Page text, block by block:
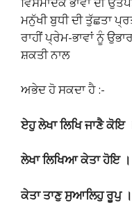
ਮਨੁੱਖੀ ਬੁਧੀ ਦੀ ਤੁੱਛਤਾ
ਰਾਹੀਂ ਪ੍ਰੇਮ-ਭਾਵਾਂ ਨੂੰ
ਸ਼ਕਤੀ ਨਾਲ
ਅਭੇਦ ਹੋ ਸਕਦਾ ਹੈ :-
ਏਹੁ ਲੇਖਾ ਲਿਖਿ ਜਾਣੈ ਕੋਇ
ਲੇਖਾ ਲਿਖਿਆ ਕੇਤਾ ਹੋਇ
ਕੇਤਾ ਤਾਣੁ ਸੁਆਲਿਹੁ ਰੂਪੁ